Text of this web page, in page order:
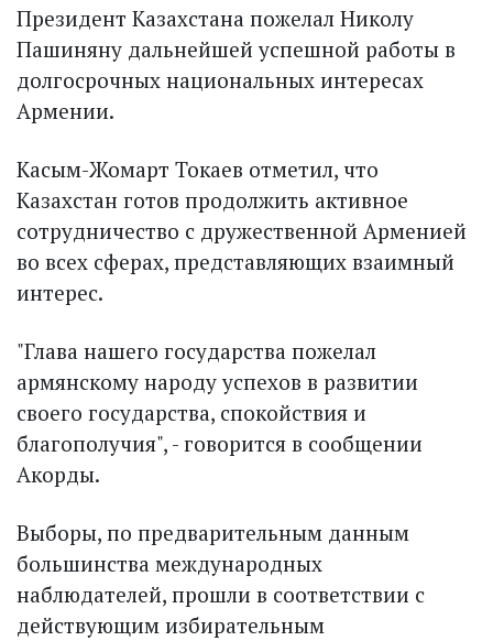
Президент Казахстана пожелал Николу
Пашиняну дальнейшей успешной работы в
долгосрочных национальных интересах
Армении.
Касым-Жомарт Токаев отметил, что
Казахстан готов продолжить активное
сотрудничество с дружественной Арменией
во всех сферах, представляющих взаимный
интерес.
"Глава нашего государства пожелал
армянскому народу успехов в развитии
своего государства, спокойствия и
благополучия", - говорится в сообщении
Акорды.
Выборы, по предварительным данным
большинства международных
наблюдателей, прошли в соответствии с
действующим избирательным